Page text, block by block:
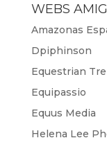
WEBS
Amazonas
Dpiphinson
Equestrian
Equipassio
Equus Media
Helena Lee